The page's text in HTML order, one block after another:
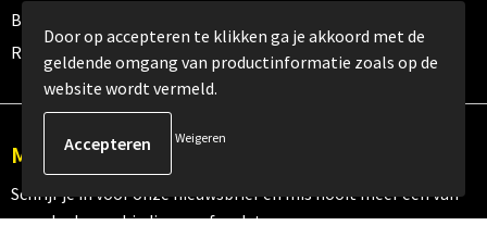
Betaalmethoden
Retourneren
Meld je aan voor onze nieuwsbrief
Schrijf je in voor onze nieuwsbrief en mis nooit meer één van
onze leuke aanbiedingen of updates.
Door op accepteren te klikken ga je akkoord met de
geldende omgang van productinformatie zoals op de
website wordt vermeld.
Weigeren